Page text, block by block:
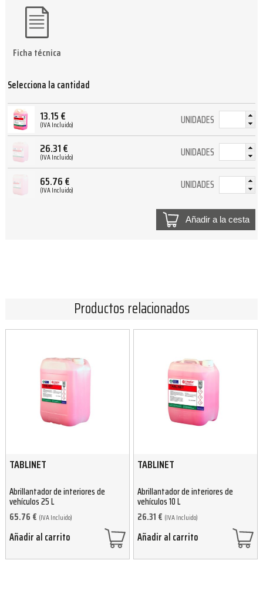
Selecciona la cantidad
13.15€
(IVA Incluido) UNIDADES
26.31€
(IVA Incluido) UNIDADES
65.76€
(IVA Incluido) UNIDADES
Añadir a la cesta
Ficha técnica
Productos relacionados
TABLINET
Abrillantador de interiores de
vehículos 25 L
65.76 € (IVA Incluido)
Añadir al carrito
TABLINET
Abrillantador de interiores de
vehículos 10 L
26.31 € (IVA Incluido)
Añadir al carrito